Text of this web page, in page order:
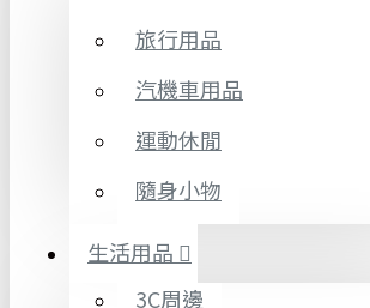
旅行用品
汽機車用品
運動休閒
隨身小物
生活用品
3C周邊